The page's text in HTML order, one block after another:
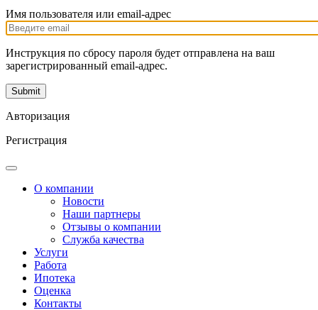
Имя пользователя или email-адрес
Инструкция по сбросу пароля будет отправлена на ваш
зарегистрированный email-адрес.
Авторизация
Регистрация
О компании
Новости
Наши партнеры
Отзывы о компании
Служба качества
Услуги
Работа
Ипотека
Оценка
Контакты